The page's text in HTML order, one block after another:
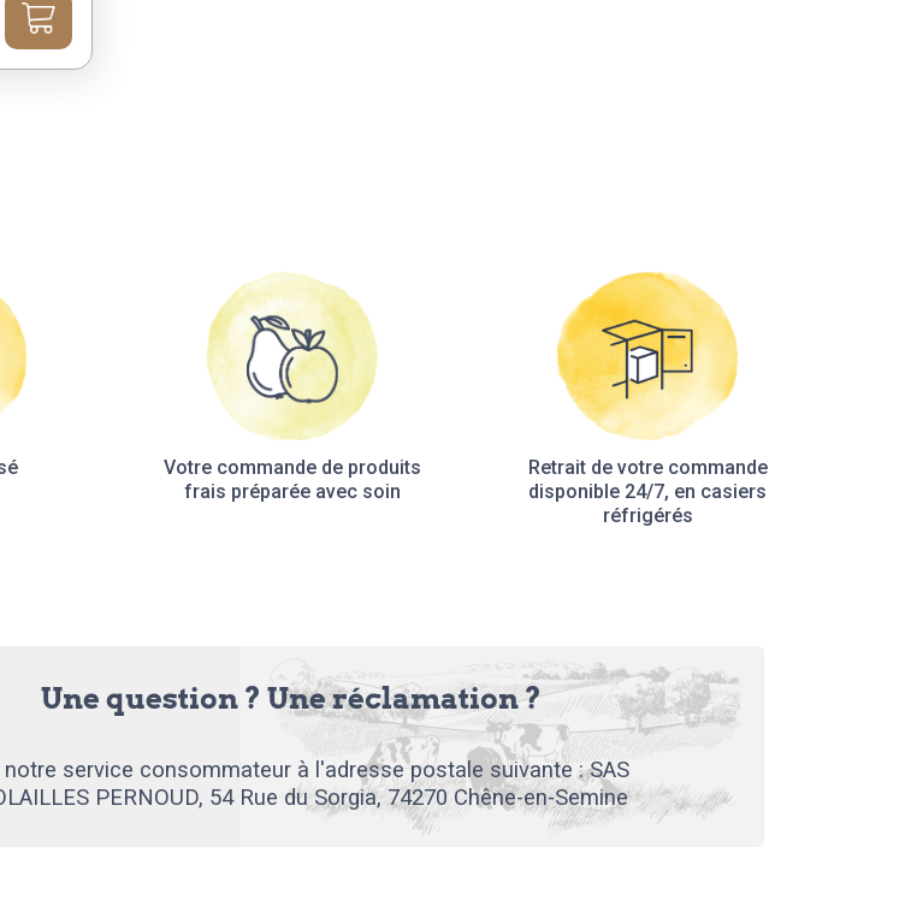
Votre commande de produits
frais préparée avec soin
Retrait de votre commande
disponible 24/7, en casiers
réfrigérés
Une question ? Une réclamation ?
service consommateur à l'adresse postale suivante : SAS
PERNOUD, 54 Rue du Sorgia, 74270 Chêne-en-Semine